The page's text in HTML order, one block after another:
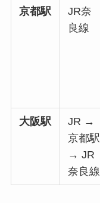
京都駅
JR奈
良線
大阪駅
JR →
京都駅
→ JR
奈良線